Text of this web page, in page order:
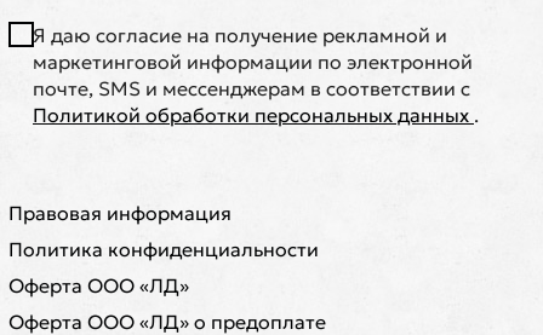
Я даю согласие на получение рекламной и
маркетинговой информации по электронной
почте, SMS и мессенджерам в соответствии с
Политикой обработки персональных данных .
Правовая информация
Политика конфиденциальности
Оферта ООО «ЛД»
Оферта ООО «ЛД» о предоплате